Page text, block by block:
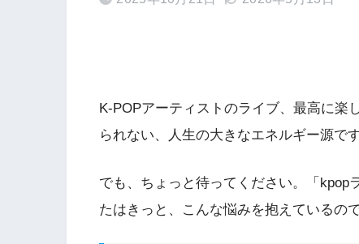
K-POPアーティストのライブ、最高に楽
られない、人生の大きなエネルギー源です
でも、ちょっと待ってください。「kpop
たはきっと、こんな悩みを抱えているの